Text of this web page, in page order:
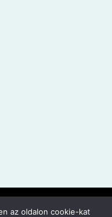
az oldalon cookie-kat